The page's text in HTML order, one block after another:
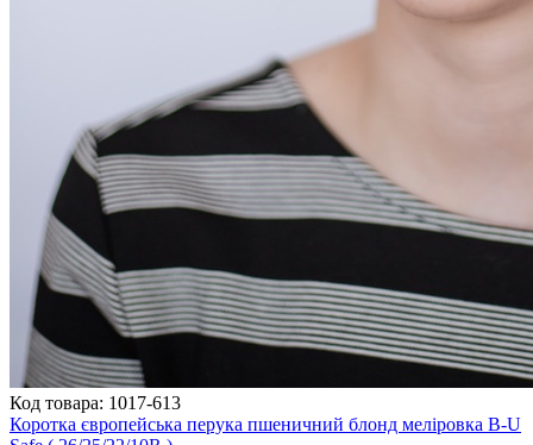
Код товара: 1017-613
Коротка європейська перука пшеничний блонд меліровка B-U